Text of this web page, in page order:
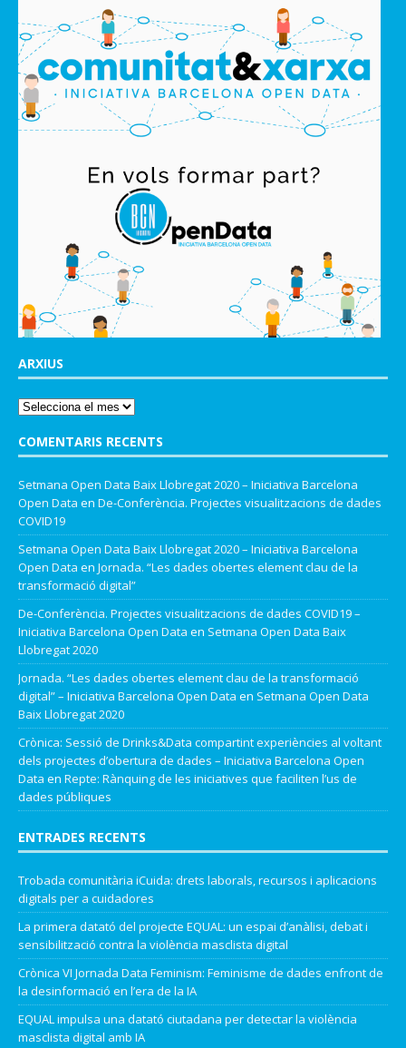
ARXIUS
COMENTARIS RECENTS
Setmana Open Data Baix Llobregat 2020 – Iniciativa Barcelona
Open Data en De-Conferència. Projectes visualitzacions de dades
COVID19
Setmana Open Data Baix Llobregat 2020 – Iniciativa Barcelona
Open Data en Jornada. “Les dades obertes element clau de la
transformació digital”
De-Conferència. Projectes visualitzacions de dades COVID19 –
Iniciativa Barcelona Open Data en Setmana Open Data Baix
Llobregat 2020
Jornada. “Les dades obertes element clau de la transformació
digital” – Iniciativa Barcelona Open Data en Setmana Open Data
Baix Llobregat 2020
Crònica: Sessió de Drinks&Data compartint experiències al voltant
dels projectes d’obertura de dades – Iniciativa Barcelona Open
Data en Repte: Rànquing de les iniciatives que faciliten l’us de
dades públiques
ENTRADES RECENTS
Trobada comunitària iCuida: drets laborals, recursos i aplicacions
digitals per a cuidadores
La primera datató del projecte EQUAL: un espai d’anàlisi, debat i
sensibilització contra la violència masclista digital
Crònica VI Jornada Data Feminism: Feminisme de dades enfront de
la desinformació en l’era de la IA
EQUAL impulsa una datató ciutadana per detectar la violència
masclista digital amb IA